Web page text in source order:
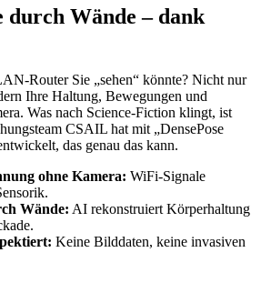
Wände – dank
Router Sie „sehen“ könnte? Nicht nur
Ihre Haltung, Bewegungen und
Was nach Science-Fiction klingt, ist
CSAIL hat mit „DensePose
das genau das kann.
ohne Kamera: WiFi-Signale
Wände: AI rekonstruiert Körperhaltung
Keine Bilddaten, keine invasiven